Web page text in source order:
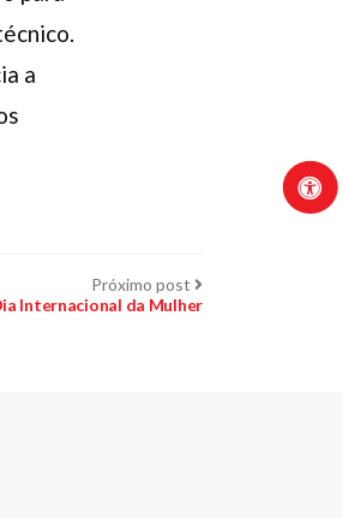
a
Próximo post Próximo
post:
Internacional da Mulher